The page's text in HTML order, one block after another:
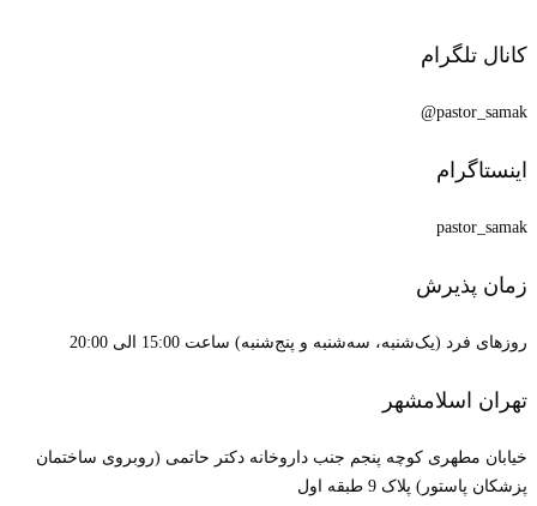
کانال تلگرام
pastor_samak@
اینستاگرام
pastor_samak
زمان پذیرش
روزهای فرد (یک‌شنبه، سه‌شنبه و پنج‌شنبه) ساعت 15:00 الی 20:00
تهران اسلامشهر
خیابان مطهری کوچه پنجم جنب داروخانه دکتر حاتمی (روبروی ساختمان
پزشکان پاستور) پلاک 9 طبقه اول